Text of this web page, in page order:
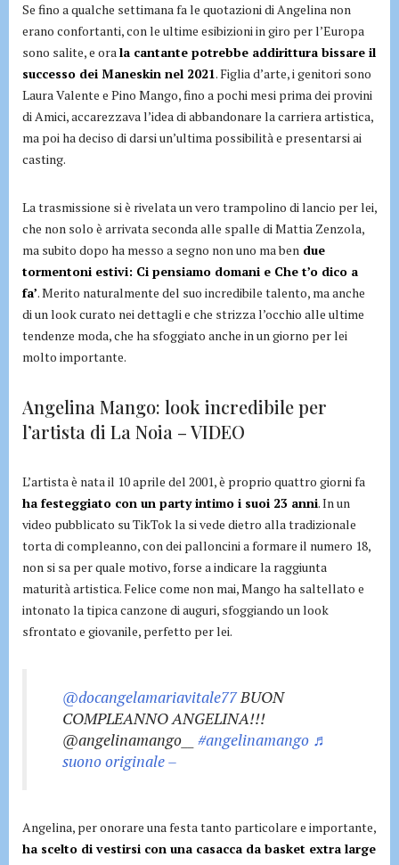
Se fino a qualche settimana fa le quotazioni di Angelina non
erano confortanti, con le ultime esibizioni in giro per l’Europa
sono salite, e orala cantante potrebbe addirittura bissare il
successo dei Maneskin nel 2021. Figlia d’arte, i genitori sono
Laura Valente e Pino Mango, fino a pochi mesi prima dei provini
di Amici, accarezzava l’idea di abbandonare la carriera artistica,
ma poi ha deciso di darsi un’ultima possibilità e presentarsi ai
casting.
La trasmissione si è rivelata un vero trampolino di lancio per lei,
che non solo è arrivata seconda alle spalle di Mattia Zenzola,
ma subito dopo ha messo a segno non uno ma ben due
tormentoni estivi: Ci pensiamo domani e Che t’o dico a
fa’. Merito naturalmente del suo incredibile talento, ma anche
di un look curato nei dettagli e che strizza l’occhio alle ultime
tendenze moda, che ha sfoggiato anche in un giorno per lei
molto importante.
Angelina Mango: look incredibile per
l’artista di La Noia – VIDEO
L’artista è nata il 10 aprile del 2001, è proprio quattro giorni fa
ha festeggiato con un party intimo i suoi 23 anni. In un
video pubblicato su TikTok la si vede dietro alla tradizionale
torta di compleanno, con dei palloncini a formare il numero 18,
non si sa per quale motivo, forse a indicare la raggiunta
maturità artistica. Felice come non mai, Mango ha saltellato e
intonato la tipica canzone di auguri, sfoggiando un look
sfrontato e giovanile, perfetto per lei.
@docangelamariavitale77BUON
COMPLEANNO ANGELINA!!!
@angelinamango__ #angelinamango ♬
suono originale –
Angelina, per onorare una festa tanto particolare e importante,
ha scelto di vestirsi con una casacca da basket extra large